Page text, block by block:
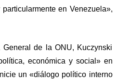
en Venezuela»,
de la ONU, Kuczynski
económica y social» en
un «diálogo político interno